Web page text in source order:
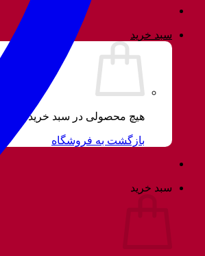
سبد خرید
هیچ محصولی در سبد خرید نیست.
بازگشت به فروشگاه
سبد خرید